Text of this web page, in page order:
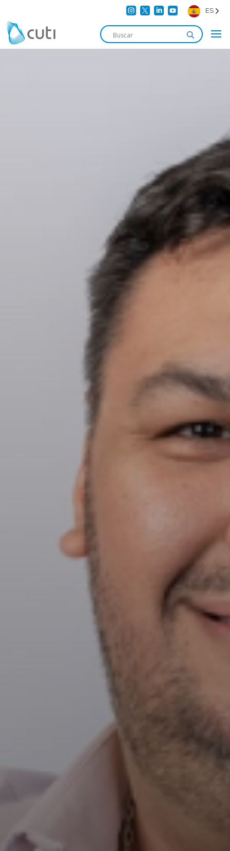
    ES